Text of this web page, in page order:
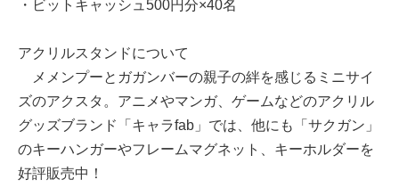
・ビットキャッシュ500円分×40名
アクリルスタンドについて
メメンプーとガガンバーの親子の絆を感じるミニサイ
ズのアクスタ。アニメやマンガ、ゲームなどのアクリル
グッズブランド「キャラfab」では、他にも「サクガン」
のキーハンガーやフレームマグネット、キーホルダーを
好評販売中！